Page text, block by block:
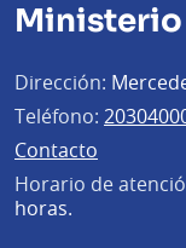
Dirección:
Teléfono:
Contacto
Horario de
horas.